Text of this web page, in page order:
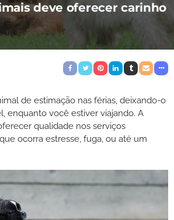
deve oferecer carinho
de estimação nas férias, deixando-o
enquanto você estiver viajando. A
qualidade nos serviços
ocorra estresse, fuga, ou até um